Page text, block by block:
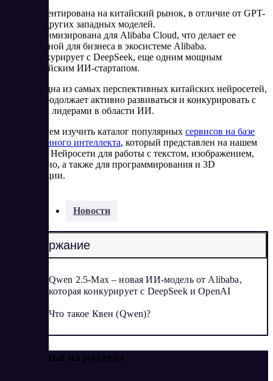
Ориентирована на китайский рынок, в отличие от GPT-
4 и других западных моделей.
Оптимизирована для Alibaba Cloud, что делает ее
удобной для бизнеса в экосистеме Alibaba.
Конкурирует с DeepSeek, еще одним мощным
китайским ИИ-стартапом.
Квен — одна из самых перспективных китайских нейросетей,
которая продолжает активно развиваться и конкурировать с
мировыми лидерами в области ИИ.
Рекомендуем изучить каталог популярных сервисов на базе
искусственного интеллекта, который представлен на нашем
сайте. Это Нейросети для работы с текстом, изображением,
видео, аудио, а также для программирования и 3D
визуализации.
Новости
Содержание
Qwen 2.5-Max – новая ИИ-модель от Alibaba,
которая конкурирует с DeepSeek и OpenAI
Что такое Квен (Qwen)?
Еще статьи из раздела